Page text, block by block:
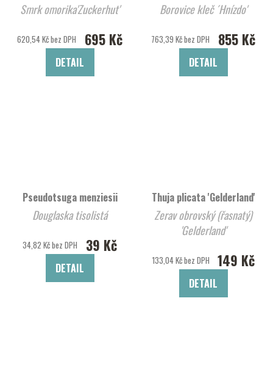
Smrk omorika'Zuckerhut'
620,54 Kč bez DPH 695 Kč
DETAIL
Borovice kleč ´Hnízdo'
763,39 Kč bez DPH 855 Kč
DETAIL
Pseudotsuga menziesii
Douglaska tisolistá
34,82 Kč bez DPH 39 Kč
DETAIL
Thuja plicata 'Gelderland'
Zerav obrovský (řasnatý)
'Gelderland'
133,04 Kč bez DPH 149 Kč
DETAIL